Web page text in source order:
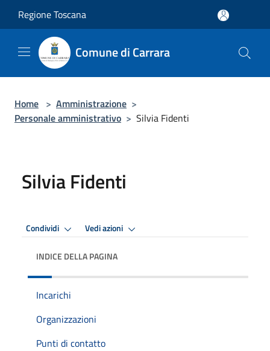
Regione Toscana
Comune di Carrara
Home > Amministrazione >
Personale amministrativo > Silvia Fidenti
Silvia Fidenti
Condividi Vedi azioni
INDICE DELLA PAGINA
Incarichi
Organizzazioni
Punti di contatto